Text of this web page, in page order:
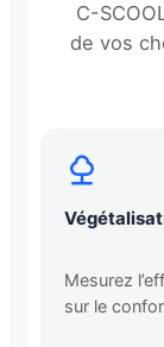
C-
de vos
Mesurez
sur le